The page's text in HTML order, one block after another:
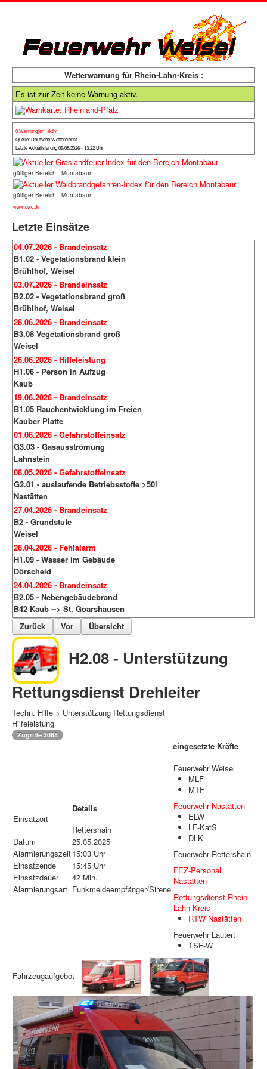
Wetterwarnung für Rhein-Lahn-Kreis :
Es ist zur Zeit keine Warnung aktiv.
0 Warnung(en) aktiv
Quelle: Deutsche Wetterdienst
Letzte Aktualisierung 09/08/2026 - 13:22 Uhr
gültiger Bereich : Montabaur
gültiger Bereich : Montabaur
www.dwd.de
Letzte Einsätze
04.07.2026 - Brandeinsatz
B1.02 - Vegetationsbrand klein
Brühlhof, Weisel
03.07.2026 - Brandeinsatz
B2.02 - Vegetationsbrand groß
Brühlhof, Weisel
28.06.2026 - Brandeinsatz
B3.08 Vegetationsbrand groß
Weisel
26.06.2026 - Hilfeleistung
H1.06 - Person in Aufzug
Kaub
19.06.2026 - Brandeinsatz
B1.05 Rauchentwicklung im Freien
Kauber Platte
01.06.2026 - Gefahrstoffeinsatz
G3.03 - Gasausströmung
Lahnstein
08.05.2026 - Gefahrstoffeinsatz
G2.01 - auslaufende Betriebsstoffe >50l
Nastätten
27.04.2026 - Brandeinsatz
B2 - Grundstufe
Weisel
26.04.2026 - Fehlalarm
H1.09 - Wasser im Gebäude
Dörscheid
24.04.2026 - Brandeinsatz
B2.05 - Nebengebäudebrand
B42 Kaub --> St. Goarshausen
Zurück
Vor Übersicht
H2.08 - Unterstützung
Rettungsdienst Drehleiter
Techn. Hilfe > Unterstützung Rettungsdienst
Hilfeleistung
Zugriffe 3068
Einsatzort
Details
Rettershain
Datum
25.05.2025
Alarmierungszeit15:03 Uhr
Einsatzende
15:45 Uhr
Einsatzdauer
42 Min.
Alarmierungsart Funkmeldeempfänger/Sirene
eingesetzte Kräfte
Feuerwehr Weisel
MLF
MTF
Feuerwehr Nastätten
ELW
LF-KatS
DLK
Feuerwehr Rettershain
FEZ-Personal
Nastätten
Rettungsdienst Rhein-
Lahn-Kreis
RTW Nastätten
Feuerwehr Lautert
TSF-W
Fahrzeugaufgebot